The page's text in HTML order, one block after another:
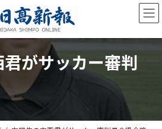
がサッカー審判